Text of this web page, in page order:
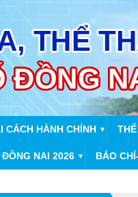
CÁCH HÀNH CHÍNH ▼
NAI 2026 ▼ BÁO